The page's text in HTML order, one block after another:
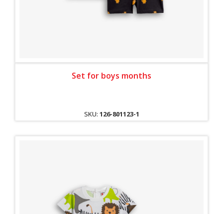
Set for boys months
SKU: 126-801123-1